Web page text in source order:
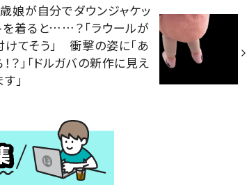
娘が自分でダウンジャケッ
を着ると……？「ラウールが
けてそう」 衝撃の姿に「あ
！？」「ドルガバの新作に見え
す」